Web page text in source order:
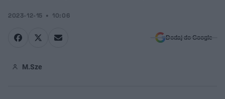
2023-12-15 10:06
Dodaj do Google
M.Sze